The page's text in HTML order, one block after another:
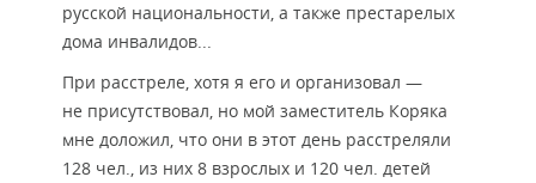
русской национальности, а также престарелых
дома инвалидов...
При расстреле, хотя я его и организовал —
не присутствовал, но мой заместитель Коряка
мне доложил, что они в этот день расстреляли
128 чел., из них 8 взрослых и 120 чел. детей